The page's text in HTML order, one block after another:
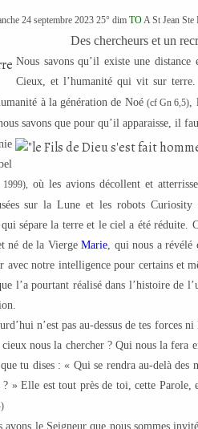
24 septembre 2023 25° dim TOA St Jean
Des chercheurs et un
Nous savons qu’il existe une
Cieux, et l’humanité qui vit sur terre.
à la génération de Noé (cf Gn 6,5),
savons que pour qu’il apparaisse, il
où les avions décollent et
sur la Lune et les robots
sépare la terre et le ciel a été réduite.
né de la ViergeMarie, qui nous a révélé
avec notre intelligence pour certains et
l’a pourtant réalisé dans l’histoire de
n’est pas au-dessus de tes forces
nous la chercher ? Qui nous la fera
tu dises : « Qui se rendra au-delà
» Elle est tout près de toi, cette
avons le Seigneur que nous sommes